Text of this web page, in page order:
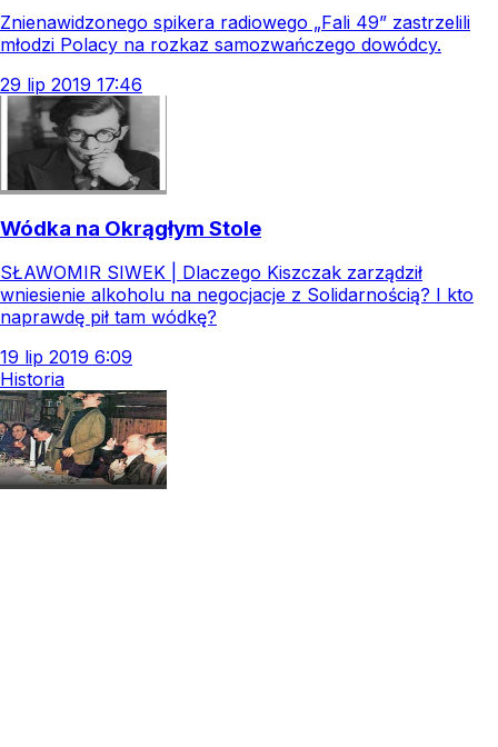
Znienawidzonego spikera radiowego „Fali 49” zastrzelili
młodzi Polacy na rozkaz samozwańczego dowódcy.
29 lip 2019 17:46
Wódka na Okrągłym Stole
SŁAWOMIR SIWEK | Dlaczego Kiszczak zarządził
wniesienie alkoholu na negocjacje z Solidarnością? I kto
naprawdę pił tam wódkę?
19 lip 2019 6:09
Historia